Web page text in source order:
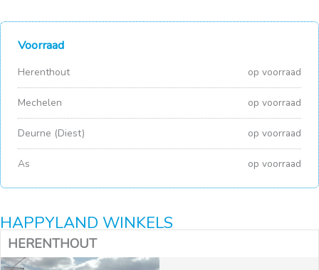
Voorraad
Herenthout op voorraad
Mechelen op voorraad
Deurne (Diest) op voorraad
As op voorraad
HAPPYLAND WINKELS
HERENTHOUT